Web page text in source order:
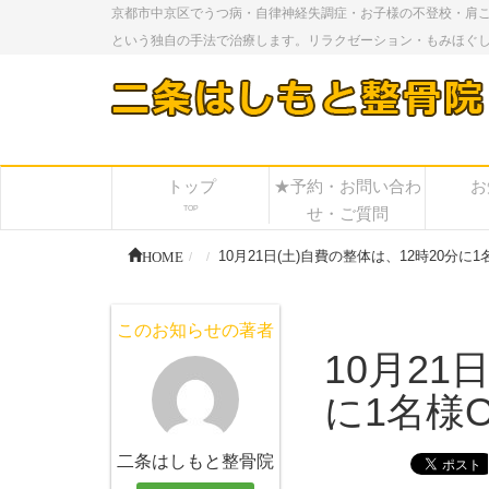
京都市中京区でうつ病・自律神経失調症・お子様の不登校・
という独自の手法で治療します。リラクゼーション・もみほぐ
トップ
TOP
★予約・お問い合わ
せ・ご質問
HOME 10月21日(土)自費の整体は、12時20分に1
10月21
に1名様
このお知らせの著者
二条はしもと整骨院